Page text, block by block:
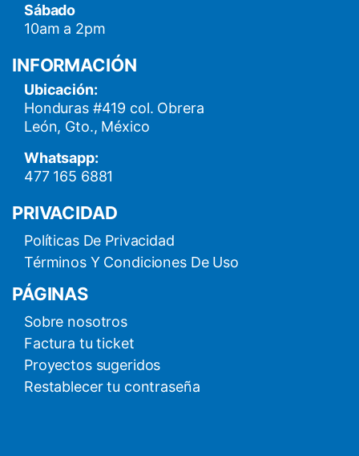
Sábado
10am a 2pm
INFORMACIÓN
Ubicación:
Honduras #419 col. Obrera
León, Gto., México
Whatsapp:
477 165 6881
PRIVACIDAD
Políticas De Privacidad
Términos Y Condiciones De Uso
PÁGINAS
Sobre nosotros
Factura tu ticket
Proyectos sugeridos
Restablecer tu contraseña